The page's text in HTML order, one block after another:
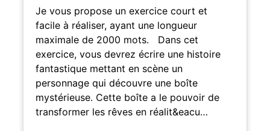
Je vous propose un exercice court et
facile à réaliser, ayant une longueur
maximale de 2000 mots. Dans cet
exercice, vous devrez écrire une histoire
fantastique mettant en scène un
personnage qui découvre une boîte
mystérieuse. Cette boîte a le pouvoir de
transformer les rêves en réalit&eacu…